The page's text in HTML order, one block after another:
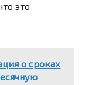
это
о сроках